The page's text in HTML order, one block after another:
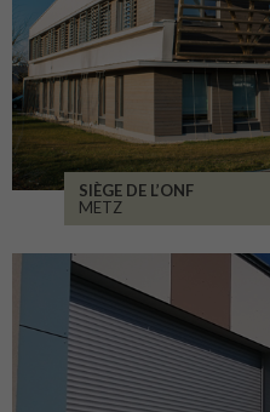
SIÈGE DE L’ONF
METZ